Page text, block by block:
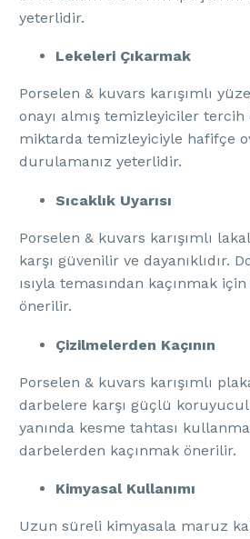
yeterlidir.
Lekeleri Çıkarmak
Porselen & kuvars karışımlı
onayı almış temizleyiciler
miktarda temizleyiciyle hafifçe
durulamanız yeterlidir.
Sıcaklık Uyarısı
Porselen & kuvars karışımlı
karşı güvenilir ve dayanıklıdır.
ısıyla temasından kaçınmak
önerilir.
Çizilmelerden Kaçının
Porselen & kuvars karışımlı
darbelere karşı güçlü
yanında kesme tahtası
darbelerden kaçınmak önerilir.
Kimyasal Kullanımı
Uzun süreli kimyasala maruz